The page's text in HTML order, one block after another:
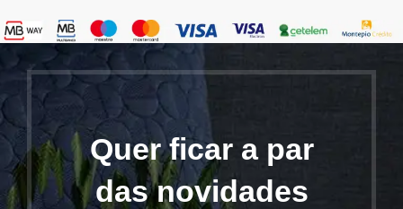
Quer ficar a par
das novidades